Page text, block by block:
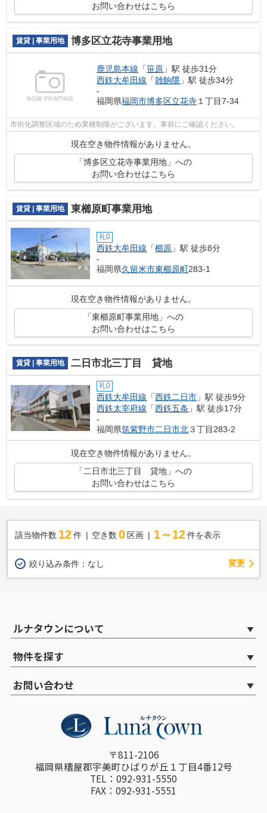
お問い合わせはこちら
賃貸 | 事業用地 博多区立花寺事業用地
鹿児島本線 「笹原 」駅 徒歩31分
西鉄大牟田線 「雑餉隈 」駅 徒歩34分
-
福岡県福岡市博多区立花寺１丁目7-34
市街化調整区域のため業種制限がございます。事前にご確認ください。
現在空き物件情報がありません。
「博多区立花寺事業用地」への
お問い合わせはこちら
賃貸 | 事業用地 東櫛原町事業用地
礼0
西鉄大牟田線 「櫛原 」駅 徒歩8分
-
福岡県久留米市東櫛原町283-1
現在空き物件情報がありません。
「東櫛原町事業用地」への
お問い合わせはこちら
賃貸 | 事業用地 二日市北三丁目 貸地
礼0
西鉄大牟田線 「西鉄二日市 」駅 徒歩9分
西鉄太宰府線 「西鉄五条 」駅 徒歩17分
-
福岡県筑紫野市二日市北３丁目283-2
現在空き物件情報がありません。
「二日市北三丁目 貸地」への
お問い合わせはこちら
該当物件数 12件 空き数 0 区画 1～12 件を表示
絞り込み条件： なし 変更
ルナタウンについて
物件を探す
お問い合わせ
〒811-2106
福岡県糟屋郡宇美町ひばりが丘１丁目4番12号
TEL：092-931-5550
FAX：092-931-5551